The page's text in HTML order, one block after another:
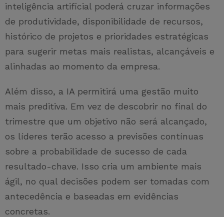
inteligência artificial poderá cruzar informações
de produtividade, disponibilidade de recursos,
histórico de projetos e prioridades estratégicas
para sugerir metas mais realistas, alcançáveis e
alinhadas ao momento da empresa.
Além disso, a IA permitirá uma gestão muito
mais preditiva. Em vez de descobrir no final do
trimestre que um objetivo não será alcançado,
os líderes terão acesso a previsões contínuas
sobre a probabilidade de sucesso de cada
resultado-chave. Isso cria um ambiente mais
ágil, no qual decisões podem ser tomadas com
antecedência e baseadas em evidências
concretas.